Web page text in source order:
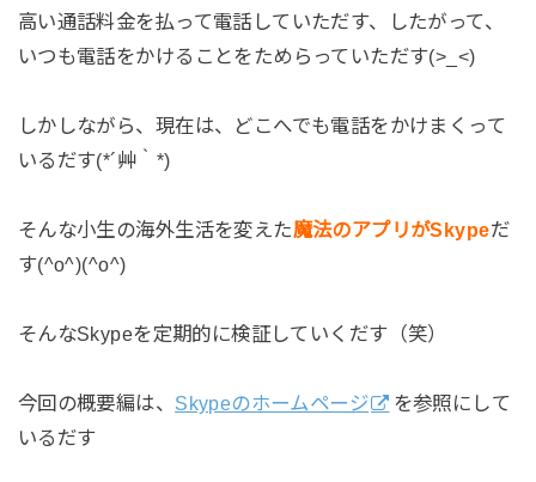
高い通話料金を払って電話していただす、したがって、
いつも電話をかけることをためらっていただす(>_<)
しかしながら、現在は、どこへでも電話をかけまくって
いるだす(*´艸｀*)
そんな小生の海外生活を変えた魔法のアプリがSkypeだ
す(^o^)(^o^)
そんなSkypeを定期的に検証していくだす（笑）
今回の概要編は、 Skypeのホームページ
を参照にして
いるだす